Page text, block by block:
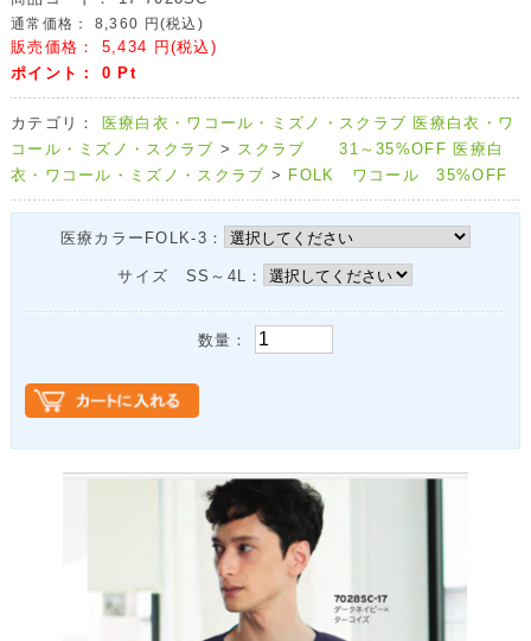
通常価格： 8,360 円(税込)
販売価格： 5,434 円(税込)
ポイント： 0 Pt
カテゴリ： 医療白衣・ワコール・ミズノ・スクラブ 医療白衣・ワ
コール・ミズノ・スクラブ > スクラブ 31～35%OFF 医療白
衣・ワコール・ミズノ・スクラブ > FOLK ワコール 35%OFF
医療カラーFOLK-3：
サイズ SS～4L：
数量：